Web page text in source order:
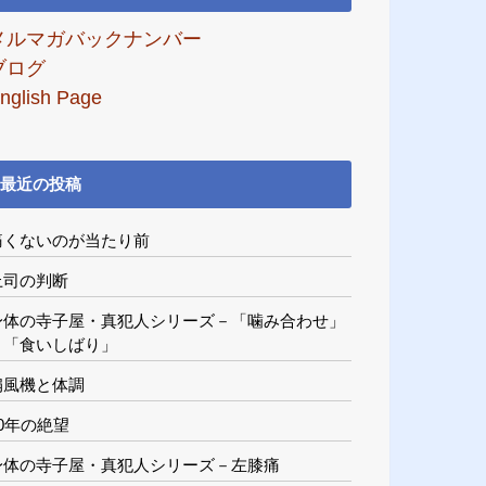
ルマガバックナンバー
ログ
Page
最近の投稿
くないのが当たり前
司の判断
の寺子屋・真犯人シリーズ－「噛み合わせ」
食いしばり」
風機と体調
年の絶望
体の寺子屋・真犯人シリーズ－左膝痛